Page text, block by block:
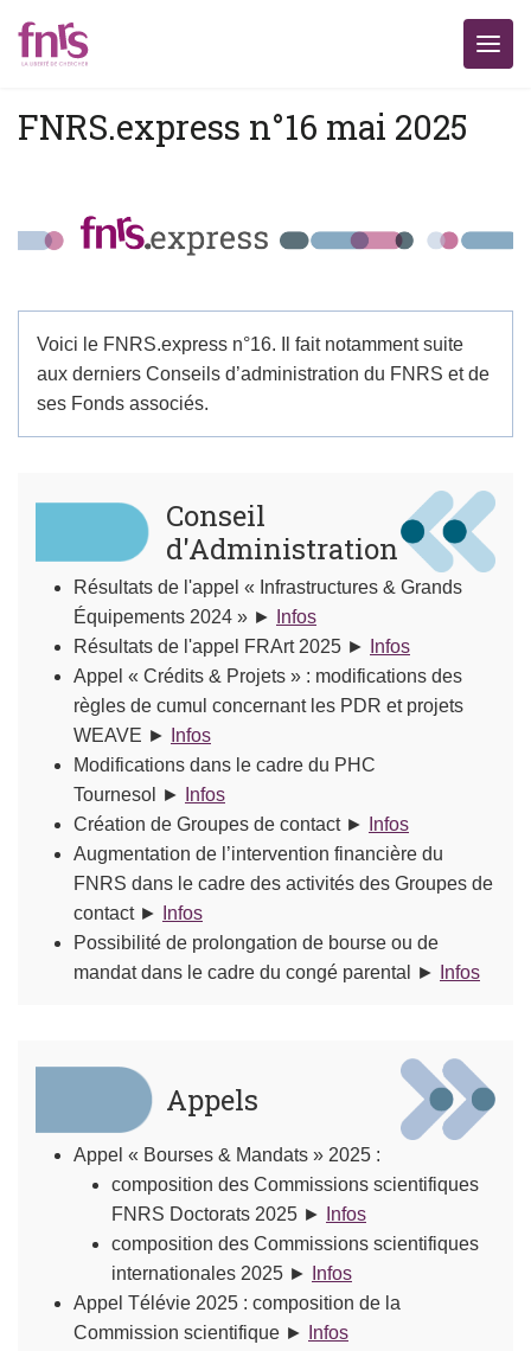
FNRS.express n°16 mai 2025
Voici le FNRS.express n°16. Il fait notamment suite
aux derniers Conseils d’administration du FNRS et de
ses Fonds associés.
Conseil
d'Administration
Résultats de l'appel « Infrastructures & Grands
Équipements 2024 » ►
Infos
Résultats de l'appel FRArt 2025 ►
Infos
Appel « Crédits & Projets » : modifications des
règles de cumul concernant les PDR et projets
WEAVE ►
Infos
Modifications dans le cadre du PHC
Tournesol ►
Infos
Création de Groupes de contact ►
Infos
Augmentation de l’intervention financière du
FNRS dans le cadre des activités des Groupes de
contact ►
Infos
Possibilité de prolongation de bourse ou de
mandat dans le cadre du congé parental ►
Infos
Appels
Appel « Bourses & Mandats » 2025 :
composition des Commissions scientifiques
FNRS Doctorats 2025 ►
Infos
composition des Commissions scientifiques
internationales 2025 ►
Infos
Appel Télévie 2025 : composition de la
Commission scientifique ►
Infos